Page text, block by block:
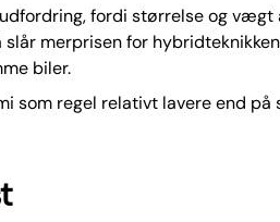
fordi størrelse og vægt
merprisen for
biler.
som regel relativt lavere end på